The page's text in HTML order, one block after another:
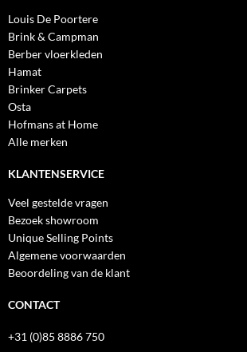
Louis De Poortere
Brink & Campman
Berber vloerkleden
Hamat
Brinker Carpets
Osta
Hofmans at Home
Alle merken
KLANTENSERVICE
Veel gestelde vragen
Bezoek showroom
Unique Selling Points
Algemene voorwaarden
Beoordeling van de klant
CONTACT
+31 (0)85 8886 750